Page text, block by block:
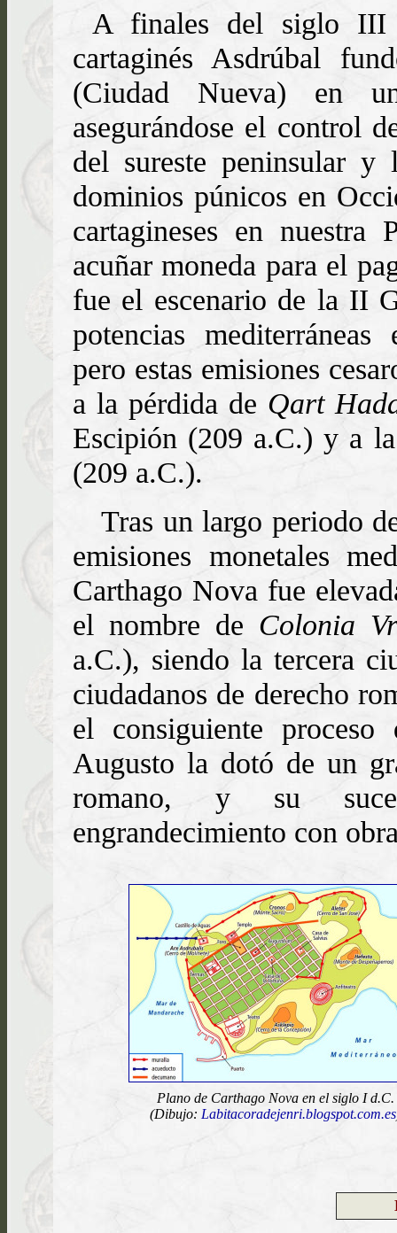
A finales del siglo
cartaginés Asdrúbal
(Ciudad Nueva) en
asegurándose el control
del sureste peninsular
dominios púnicos en
cartagineses en nuestra
acuñar moneda para el
fue el escenario de la II
potencias
pero estas emisiones
a la pérdida de Qart
Escipión (209 a.C.) y a
(209 a.C.).
Tras un largo periodo
emisiones monetales
Carthago Nova fue
el nombre de Colonia
a.C.), siendo la tercera
ciudadanos de derecho
el consiguiente proceso
Augusto la dotó de un
romano, y su
engrandecimiento con
Plano de Carthago Nova en el siglo I d.C.
(Dibujo: Labitacoradejenri.blogspot.com.es